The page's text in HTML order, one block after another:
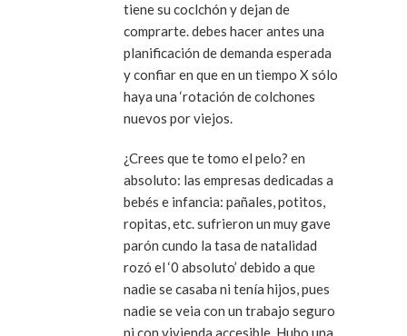
tiene su coclchón y dejan de
comprarte. debes hacer antes una
planificación de demanda esperada
y confiar en que en un tiempo X sólo
haya una ‘rotación de colchones
nuevos por viejos.
¿Crees que te tomo el pelo? en
absoluto: las empresas dedicadas a
bebés e infancia: pañales, potitos,
ropitas, etc. sufrieron un muy gave
parón cundo la tasa de natalidad
rozó el ‘0 absoluto’ debido a que
nadie se casaba ni tenía hijos, pues
nadie se veia con un trabajo seguro
ni con vivienda accesible. Hubo una